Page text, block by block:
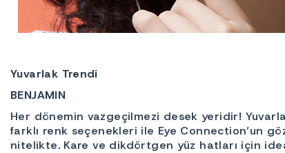
Yuvarlak Trendi
BENJAMIN
Her dönemin vazgeçilmezi desek yeridir!
farklı renk seçenekleri ile Eye Connection’un
nitelikte. Kare ve dikdörtgen yüz hatları için